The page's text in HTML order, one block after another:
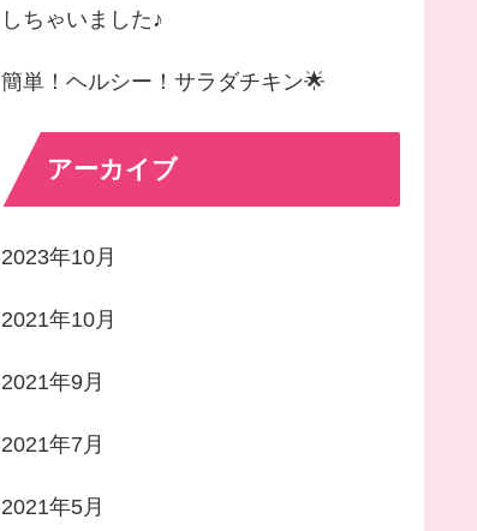
しちゃいました♪
簡単！ヘルシー！サラダチキン🌟
アーカイブ
2023年10月
2021年10月
2021年9月
2021年7月
2021年5月